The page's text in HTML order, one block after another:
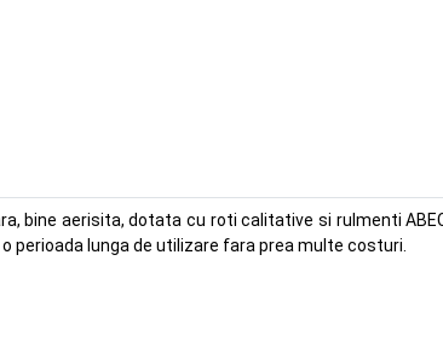
bine aerisita, dotata cu roti calitative si rulmenti
lunga de utilizare fara prea multe costuri.